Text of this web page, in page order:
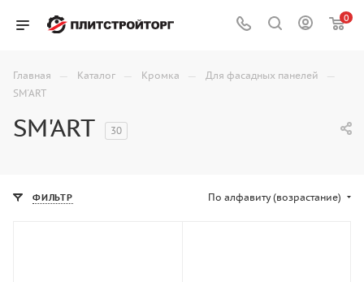
0
Главная — Каталог — Кромка — Для фасадных панелей —
SM'ART
SM'ART 30
ФИЛЬТР По алфавиту (возрастание)